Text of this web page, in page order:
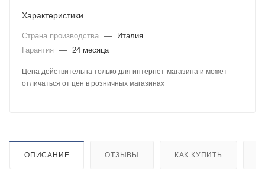
Характеристики
Страна производства —
Италия
Гарантия
— 24 месяца
Цена действительна только для интернет-магазина и может
отличаться от цен в розничных магазинах
ОПИСАНИЕ ОТЗЫВЫ КАК КУПИТЬ